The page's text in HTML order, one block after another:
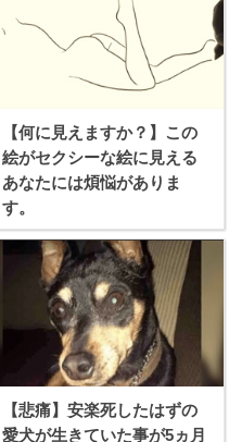
【何に見えますか？】この
絵がセクシーな絵に見える
あなたには煩悩がありま
す。
【悲痛】安楽死したはずの
愛犬が生きていた事が5ヵ月